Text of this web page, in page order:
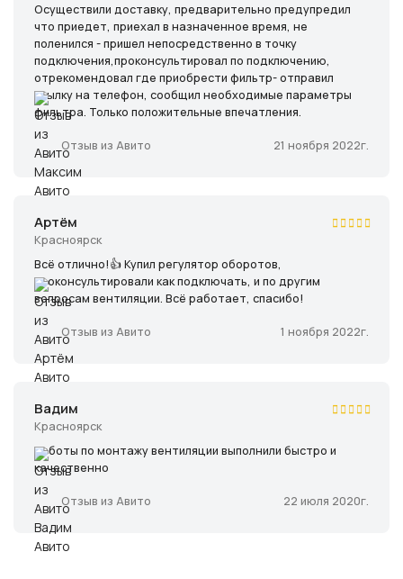
Осуществили доставку, предварительно предупредил
что приедет, приехал в назначенное время, не
поленился - пришел непосредственно в точку
подключения,проконсультировал по подключению,
отрекомендовал где приобрести фильтр- отправил
ссылку на телефон, сообщил необходимые параметры
фильтра. Только положительные впечатления.
Отзыв из Авито 21 ноября 2022г.
Артём
Красноярск
Всё отлично!👍 Купил регулятор оборотов,
проконсультировали как подключать, и по другим
вопросам вентиляции. Всё работает, спасибо!
Отзыв из Авито 1 ноября 2022г.
Вадим
Красноярск
Работы по монтажу вентиляции выполнили быстро и
качественно
Отзыв из Авито 22 июля 2020г.